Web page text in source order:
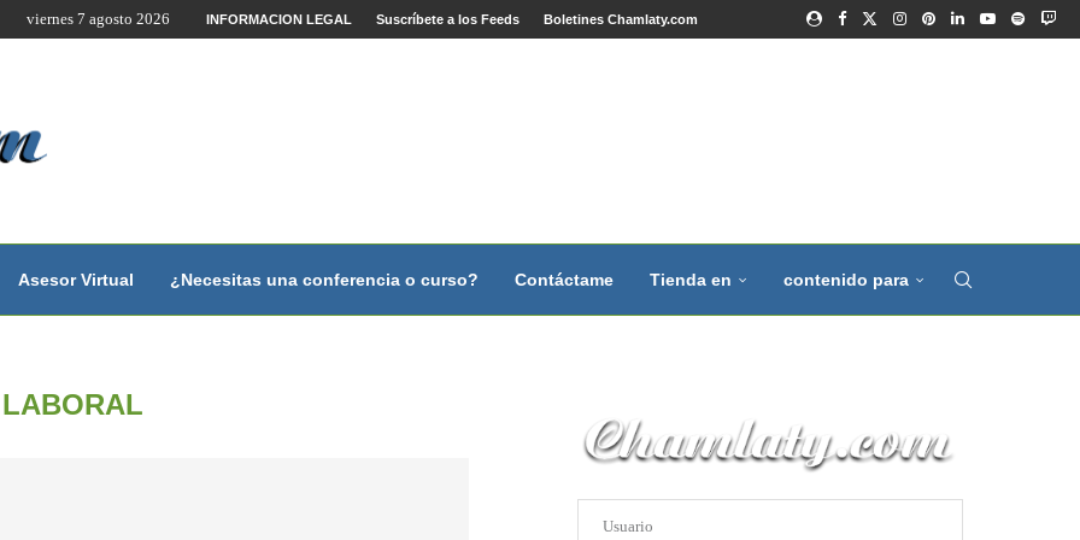
por Internet y Videoconferencia.
viernes 7 agosto 2026 INFORMACION LEGAL Suscríbete a los Feeds Boletines Chamlaty.com
Asesor Virtual ¿Necesitas una conferencia o curso? Contáctame Tienda en contenido para
LABORAL